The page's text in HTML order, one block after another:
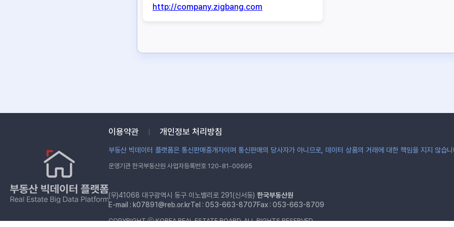
http://company.zigbang.com
이용약관 개인정보 처리방침
부동산 빅데이터 플랫폼은 통신판매중개자이며 통신판매의 당사자가 아니므로, 데이터 상품의 거래에 대한 책임을 지지 않습
운영기관 한국부동산원 사업자등록번호 120-81-00695
(우)41068 대구광역시 동구 이노밸리로 291(신서동) 한국부동산원
E-mail : k07891@reb.or.krTel : 053-663-8707Fax : 053-663-8709
COPYRIGHT ⓒ KOREA REAL ESTATE BOARD. ALL RIGHTS RESERVED.